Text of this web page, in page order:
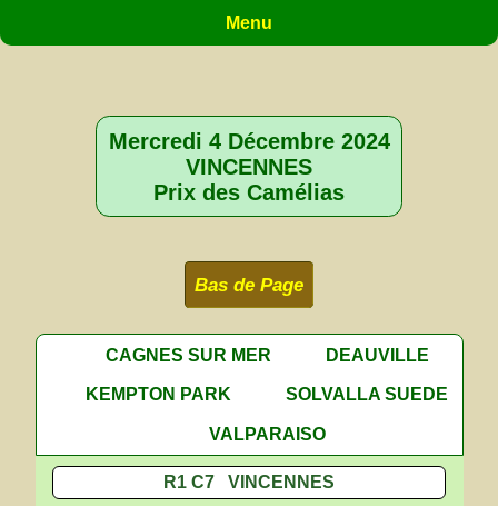
Menu
Mercredi 4 Décembre 2024
VINCENNES
Prix des Camélias
Bas de Page
CAGNES SUR MER
DEAUVILLE
KEMPTON PARK
SOLVALLA SUEDE
VALPARAISO
R1 C7 VINCENNES